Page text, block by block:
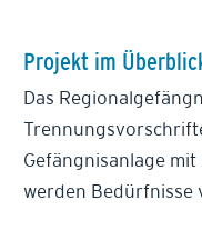
Projekt im
Das
Gefängnisanlage
werden Bedürfnisse